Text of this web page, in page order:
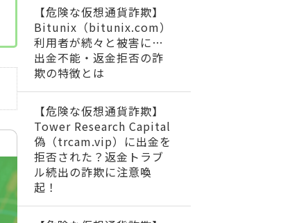
【危険な仮想通貨詐欺】
Bitunix（bitunix.com）
利用者が続々と被害に…
出金不能・返金拒否の詐
欺の特徴とは
【危険な仮想通貨詐欺】
Tower Research Capital
偽（trcam.vip）に出金を
拒否された？返金トラブ
ル続出の詐欺に注意喚
起！